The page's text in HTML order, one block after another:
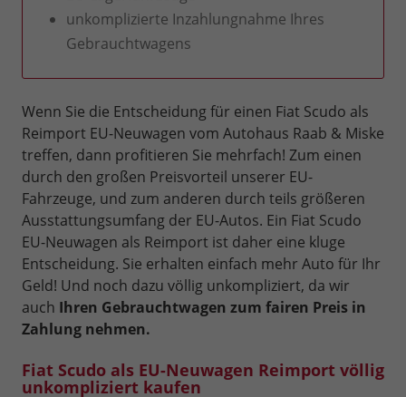
unkomplizierte Inzahlungnahme Ihres
Gebrauchtwagens
Wenn Sie die Entscheidung für einen Fiat Scudo als
Reimport EU-Neuwagen vom Autohaus Raab & Miske
treffen, dann profitieren Sie mehrfach! Zum einen
durch den großen Preisvorteil unserer EU-
Fahrzeuge, und zum anderen durch teils größeren
Ausstattungsumfang der EU-Autos. Ein Fiat Scudo
EU-Neuwagen als Reimport ist daher eine kluge
Entscheidung. Sie erhalten einfach mehr Auto für Ihr
Geld! Und noch dazu völlig unkompliziert, da wir
auch Ihren Gebrauchtwagen zum fairen Preis in
Zahlung nehmen.
Fiat Scudo als EU-Neuwagen Reimport völlig
unkompliziert kaufen